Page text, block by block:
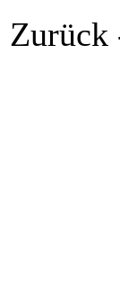
Zurück